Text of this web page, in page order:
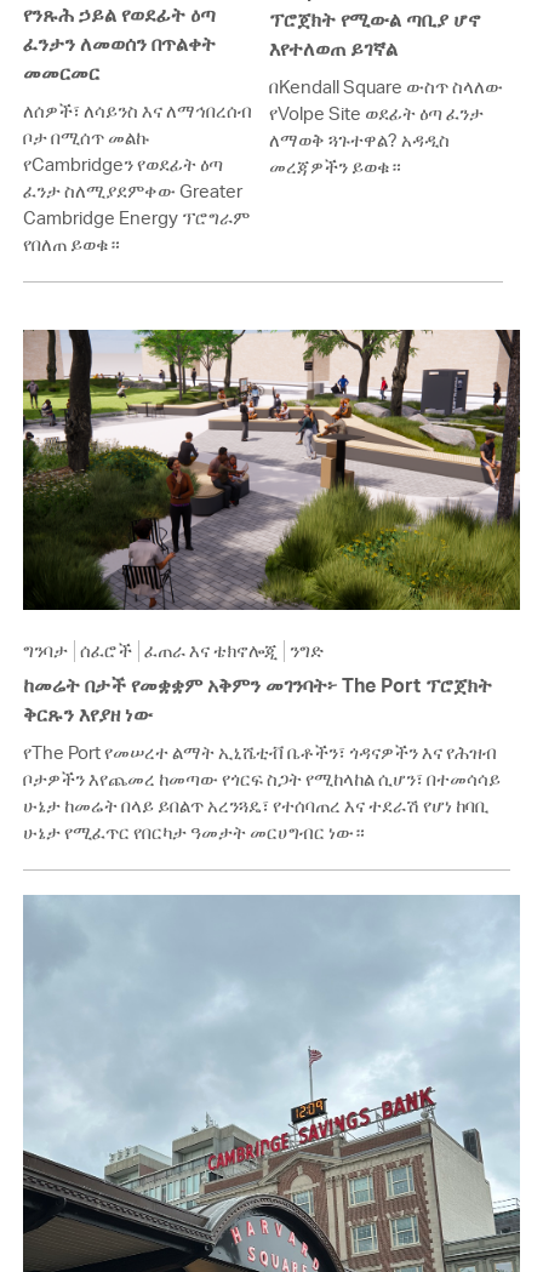
የንጹሕ ኃይል የወደፊት ዕጣ
ፈንታን ለመወሰን በጥልቀት
መመርመር
ለሰዎች፣ ለሳይንስ እና ለማኅበረሰብ
ቦታ በሚሰጥ መልኩ
የCambridgeን የወደፊት ዕጣ
ፈንታ ስለሚያደምቀው Greater
Cambridge Energy ፕሮግራም
የበለጠ ይወቁ።
ፕሮጀክት የሚውል ጣቢያ ሆኖ
እየተለወጠ ይገኛል
በKendall Square ውስጥ ስላለው
የVolpe Site ወደፊት ዕጣ ፈንታ
ለማወቅ ጓጉተዋል? አዳዲስ
መረጃዎችን ይወቁ።
ግንባታ ሰፈሮች ፈጠራ እና ቴክኖሎጂ ንግድ
ከመሬት በታች የመቋቋም አቅምን መገንባት፦ The Port ፕሮጀክት
ቅርጹን እየያዘ ነው
የThe Port የመሠረተ ልማት ኢኒሼቲቭ ቤቶችን፣ ጎዳናዎችን እና የሕዝብ
ቦታዎችን እየጨመረ ከመጣው የጎርፍ ስጋት የሚከላከል ሲሆን፣ በተመሳሳይ
ሁኔታ ከመሬት በላይ ይበልጥ አረንጓዴ፣ የተሰባጠረ እና ተደራሽ የሆነ ከባቢ
ሁኔታ የሚፈጥር የበርካታ ዓመታት መርሀግብር ነው።